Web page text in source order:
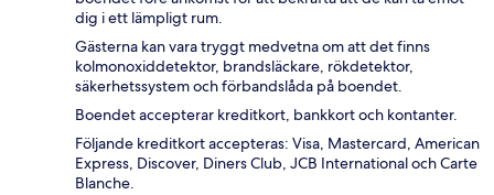
dig i ett lämpligt rum.
Gästerna kan vara tryggt medvetna om att det finns
kolmonoxiddetektor, brandsläckare, rökdetektor,
säkerhetssystem och förbandslåda på boendet.
Boendet accepterar kreditkort, bankkort och kontanter.
Följande kreditkort accepteras: Visa, Mastercard, American
Express, Discover, Diners Club, JCB International och Carte
Blanche.